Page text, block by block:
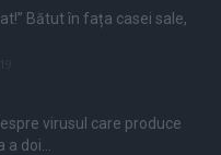
Bătut în fața casei sale,
virusul care produce
doi...